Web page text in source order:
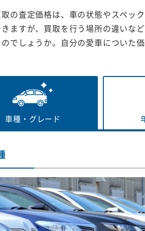
の査定価格は、車の状態やスペッ
ますが、買取を行う場所の違いな
でしょうか。自分の愛車についた
車種・ グレード